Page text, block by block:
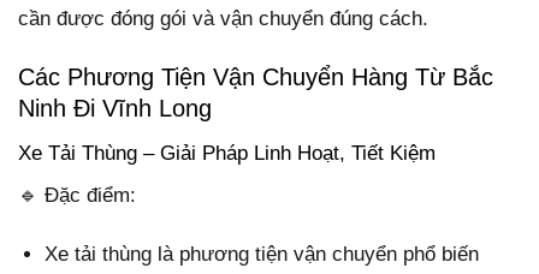
cần được đóng gói và vận chuyển đúng cách.
Các Phương Tiện Vận Chuyển Hàng Từ Bắc
Ninh Đi Vĩnh Long
Xe Tải Thùng – Giải Pháp Linh Hoạt, Tiết Kiệm
🔹 Đặc điểm:
Xe tải thùng là phương tiện vận chuyển phổ biến